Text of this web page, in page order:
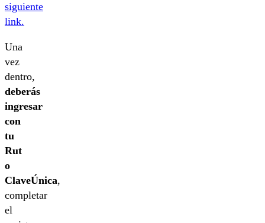
siguiente
link.
Una
vez
dentro,
deberás
ingresar
con
tu
Rut
o
ClaveÚnica,
completar
el